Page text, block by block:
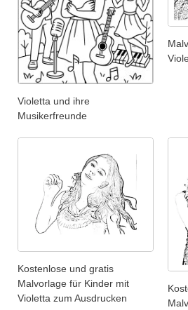
Violetta und ihre
Musikerfreunde
Kostenlose und gratis
Malvorlage für Kinder mit
Violetta zum Ausdrucken